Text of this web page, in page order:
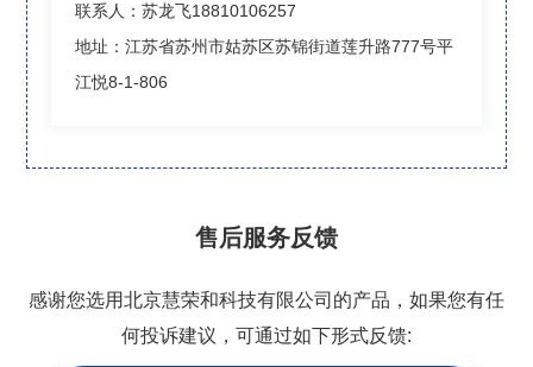
联系人：苏龙飞18810106257
地址：江苏省苏州市姑苏区苏锦街道莲升路777号平
江悦8-1-806
售后服务反馈
感谢您选用北京慧荣和科技有限公司的产品，如果您有任
何投诉建议，可通过如下形式反馈: